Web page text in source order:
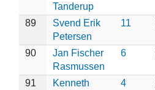
Tanderup
89
Svend Erik
Petersen
11
90
Jan Fischer
Rasmussen
6
91
Kenneth
4